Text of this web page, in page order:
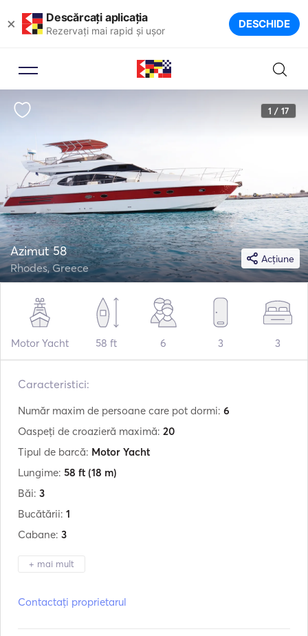
× Descărcați aplicația
Rezervați mai rapid și ușor DESCHIDE
1 / 17
Acțiune
Azimut 58
Rhodes, Greece
Motor Yacht 58 ft 6 3 3
Caracteristici:
Număr maxim de persoane care pot dormi: 6
Oaspeți de croazieră maximă: 20
Tipul de barcă: Motor Yacht
Lungime: 58 ft (18 m)
Băi: 3
Bucătării: 1
Cabane: 3
+ mai mult
Contactați proprietarul